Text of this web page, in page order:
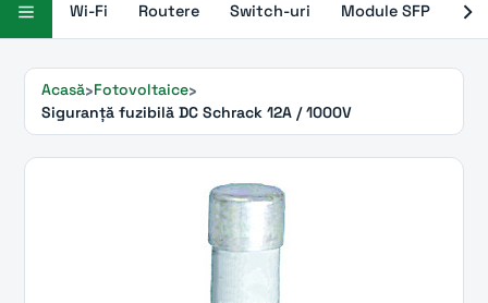
Wi-Fi Routere Switch-uri Module SFP
Acasă Fotovoltaice
Siguranță fuzibilă DC Schrack 12A / 1000V